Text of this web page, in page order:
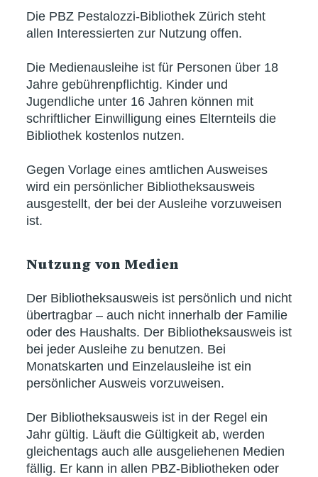
Die PBZ Pestalozzi-Bibliothek Zürich steht
allen Interessierten zur Nutzung offen.
Die Medienausleihe ist für Personen über 18
Jahre gebührenpflichtig. Kinder und
Jugendliche unter 16 Jahren können mit
schriftlicher Einwilligung eines Elternteils die
Bibliothek kostenlos nutzen.
Gegen Vorlage eines amtlichen Ausweises
wird ein persönlicher Bibliotheksausweis
ausgestellt, der bei der Ausleihe vorzuweisen
ist.
Nutzung von Medien
Der Bibliotheksausweis ist persönlich und nicht
übertragbar – auch nicht innerhalb der Familie
oder des Haushalts. Der Bibliotheksausweis ist
bei jeder Ausleihe zu benutzen. Bei
Monatskarten und Einzelausleihe ist ein
persönlicher Ausweis vorzuweisen.
Der Bibliotheksausweis ist in der Regel ein
Jahr gültig. Läuft die Gültigkeit ab, werden
gleichentags auch alle ausgeliehenen Medien
fällig. Er kann in allen PBZ-Bibliotheken oder